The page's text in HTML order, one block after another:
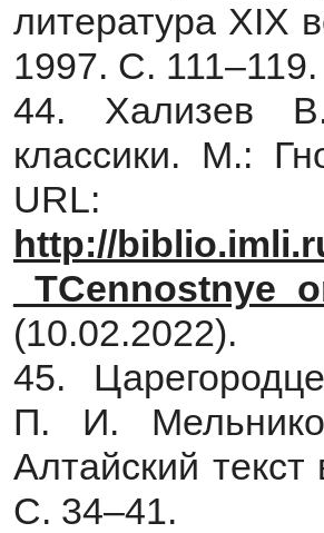
литература XIX
1997. С. 111–119.
44. Хализев
классики. М.:
URL:
http://
(10.02.2022).
45.
П. И.
Алтайский
С. 34–41.